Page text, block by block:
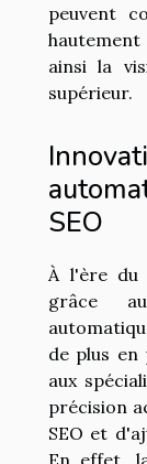
peuvent
ainsi la
supérieur.
SEO
À l'ère du
grâce
de plus en
aux
précision
SEO et